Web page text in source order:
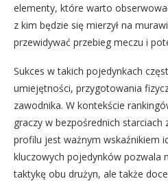
elementy, które warto
z kim będzie się mierzył na
przewidywać przebieg meczu i
Sukces w takich pojedynkach
umiejętności, przygotowania
zawodnika. W kontekście
graczy w bezpośrednich
profilu jest ważnym wskaźnikiem
kluczowych pojedynków pozwala
taktykę obu drużyn, ale także